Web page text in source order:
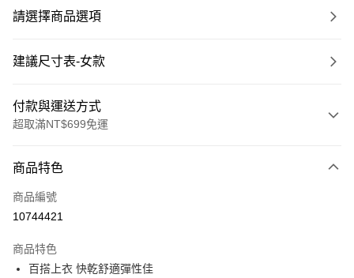
請選擇商品選項
建議尺寸表-女款
付款與運送方式
超取滿NT$699免運
信用卡一次付款
超商取貨付款
Apple Pay
商品特色
商品編號
10744421
商品特色
百搭上衣 快乾舒適彈性佳